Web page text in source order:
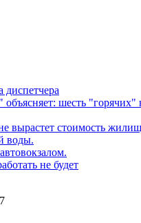
диспетчера
шесть "горячих"
вырастет стоимость
воды.
не будет